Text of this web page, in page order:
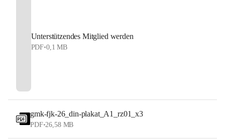
Unterstützendes Mitglied werden
PDF•0,1 MB
gmk-fjk-26_din-plakat_A1_rz01_x3
PDF•26,58 MB